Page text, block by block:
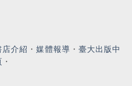
店介紹 ・媒體報導 ・ 臺大出版中
・